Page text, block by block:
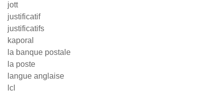
jott
justificatif
justificatifs
kaporal
la banque postale
la poste
langue anglaise
lcl